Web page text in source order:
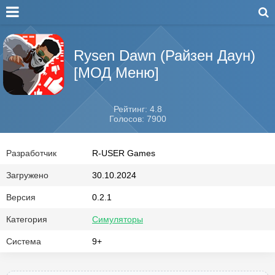
Rysen Dawn (Райзен Даун)
[МОД Меню]
Рейтинг: 4.8
Голосов: 7900
Разработчик R-USER Games
Загружено 30.10.2024
Версия 0.2.1
Категория Симуляторы
Система 9+